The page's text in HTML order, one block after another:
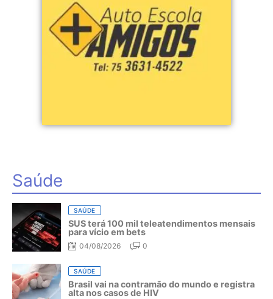
Saúde
SAÚDE
SUS terá 100 mil teleatendimentos mensais
para vício em bets
04/08/2026 0
SAÚDE
Brasil vai na contramão do mundo e registra
alta nos casos de HIV